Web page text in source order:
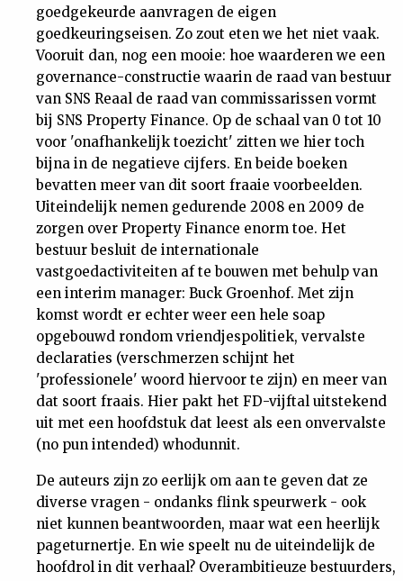
goedgekeurde aanvragen de eigen
goedkeuringseisen. Zo zout eten we het niet vaak.
Vooruit dan, nog een mooie: hoe waarderen we een
governance-constructie waarin de raad van bestuur
van SNS Reaal de raad van commissarissen vormt
bij SNS Property Finance. Op de schaal van 0 tot 10
voor 'onafhankelijk toezicht' zitten we hier toch
bijna in de negatieve cijfers. En beide boeken
bevatten meer van dit soort fraaie voorbeelden.
Uiteindelijk nemen gedurende 2008 en 2009 de
zorgen over Property Finance enorm toe. Het
bestuur besluit de internationale
vastgoedactiviteiten af te bouwen met behulp van
een interim manager: Buck Groenhof. Met zijn
komst wordt er echter weer een hele soap
opgebouwd rondom vriendjespolitiek, vervalste
declaraties (verschmerzen schijnt het
'professionele' woord hiervoor te zijn) en meer van
dat soort fraais. Hier pakt het FD-vijftal uitstekend
uit met een hoofdstuk dat leest als een onvervalste
(no pun intended) whodunnit.
De auteurs zijn zo eerlijk om aan te geven dat ze
diverse vragen - ondanks flink speurwerk - ook
niet kunnen beantwoorden, maar wat een heerlijk
pageturnertje. En wie speelt nu de uiteindelijk de
hoofdrol in dit verhaal? Overambitieuze bestuurders,